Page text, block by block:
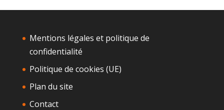
Mentions légales et politique de
confidentialité
Politique de cookies (UE)
Plan du site
Contact